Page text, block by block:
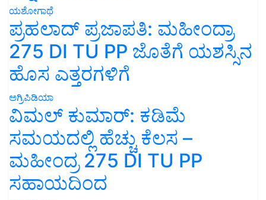
ಯಶೋಗಾಥೆ
ಪ್ರಹಲಾದ್ ಪ್ರಜಾಪತಿ: ಮಹೀಂದ್ರಾ
275 DI TU PP ಜೊತೆಗೆ ಯಶಸ್ಸಿನ
ಹೊಸ ಎತ್ತರಗಳಿಗೆ
ಅಗ್ರಿಪಿಡಿಯಾ
ವಿಮಲ್ ಕುಮಾರ್: ಕಡಿಮೆ
ಸಮಯದಲ್ಲಿ ಹೆಚ್ಚು ಕೆಲಸ –
ಮಹೀಂದ್ರ 275 DI TU PP
ಸಹಾಯದಿಂದ